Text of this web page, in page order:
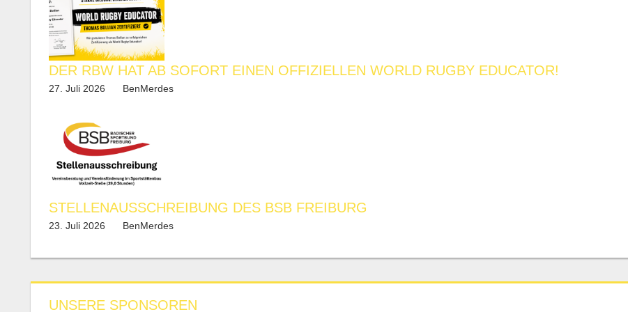
DER RBW HAT AB SOFORT EINEN OFFIZIELLEN WORLD RUGBY EDUCATOR!
27. Juli 2026 BenMerdes
STELLENAUSSCHREIBUNG DES BSB FREIBURG
23. Juli 2026 BenMerdes
UNSERE SPONSOREN